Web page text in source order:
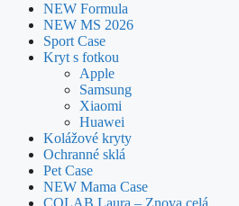
NEW Formula
NEW MS 2026
Sport Case
Kryt s fotkou
Apple
Samsung
Xiaomi
Huawei
Kolážové kryty
Ochranné sklá
Pet Case
NEW Mama Case
COLAB Laura – Znova celá